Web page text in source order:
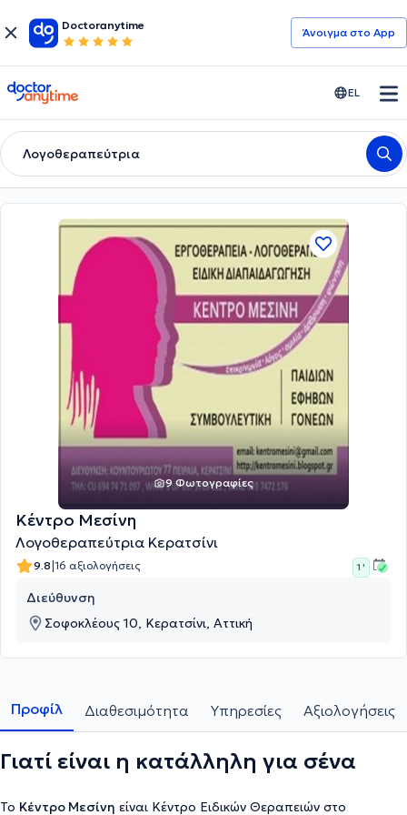
Doctoranytime
Άνοιγμα στο App
doctoranytime EL
Λογοθεραπεύτρια
9 Φωτογραφίες
Κέντρο Μεσίνη
Λογοθεραπεύτρια Κερατσίνι
9.8|16 αξιολογήσεις 1 '
Διεύθυνση
Σοφοκλέους 10, Κερατσίνι, Αττική
Προφίλ Διαθεσιμότητα Υπηρεσίες Αξιολογήσεις
Γιατί είναι η κατάλληλη για σένα
Το Κέντρο Μεσίνη είναι Κέντρο Ειδικών Θεραπειών στο